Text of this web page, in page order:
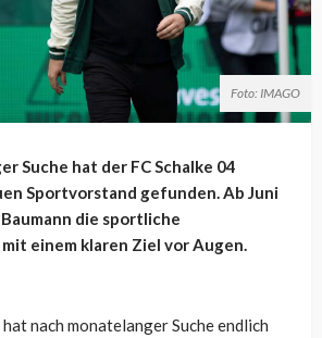
Foto: IMAGO
Suche hat der FC Schalke 04
Sportvorstand gefunden. Ab Juni
die sportliche
einem klaren Ziel vor Augen.
nach monatelanger Suche endlich